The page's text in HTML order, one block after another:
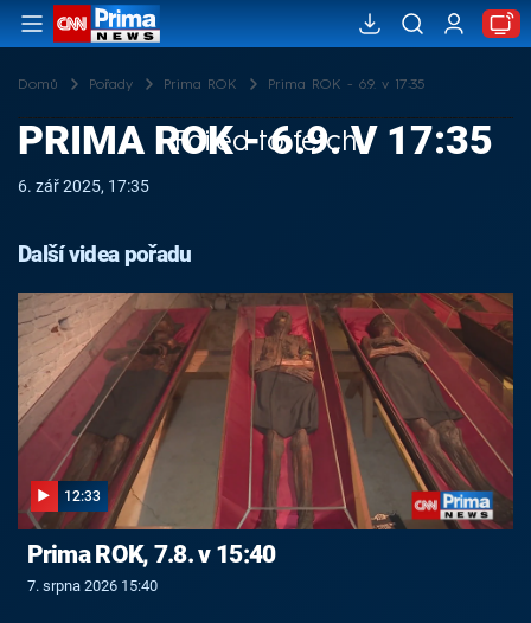
Domů Pořady Prima ROK Prima ROK - 6.9. v 17:35
Failed to fetch
PRIMA ROK - 6.9. V 17:35
6. zář 2025, 17:35
Další videa pořadu
12:33
Prima ROK, 7.8. v 15:40
7. srpna 2026 15:40